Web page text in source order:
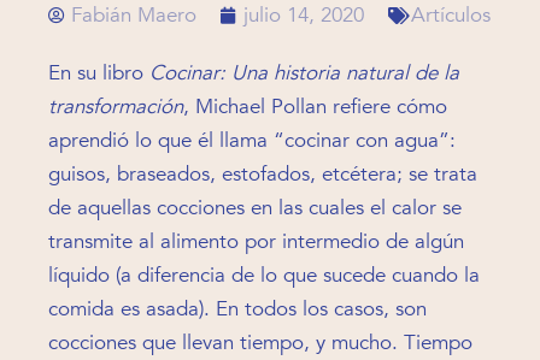
Fabián Maero julio 14, 2020 Artículos
En su libro Cocinar: Una historia natural de la
transformación, Michael Pollan refiere cómo
aprendió lo que él llama “cocinar con agua”:
guisos, braseados, estofados, etcétera; se trata
de aquellas cocciones en las cuales el calor se
transmite al alimento por intermedio de algún
líquido (a diferencia de lo que sucede cuando la
comida es asada). En todos los casos, son
cocciones que llevan tiempo, y mucho. Tiempo